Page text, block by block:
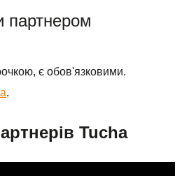
партнером
є обов'язковими.
.
Tucha